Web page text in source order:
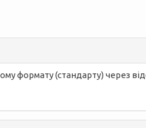
формату (стандарту) через